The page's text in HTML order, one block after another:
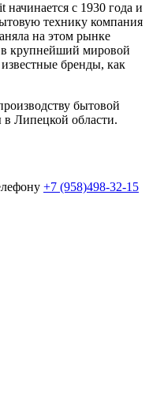
с 1930 года и
технику компания
на этом рынке
крупнейший мировой
бренды, как
бытовой
Липецкой области.
+7 (958)498-32-15